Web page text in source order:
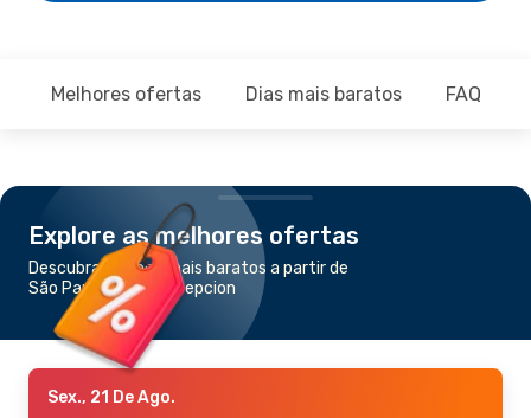
Melhores ofertas Dias mais baratos FAQ
Explore as melhores ofertas
Descubra os voos mais baratos a partir de
São Paulo para Concepcion
Sex., 21 De Ago.